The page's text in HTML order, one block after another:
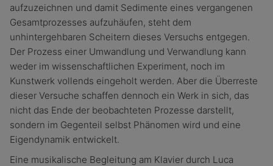
aufzuzeichnen und damit Sedimente eines vergangenen
Gesamtprozesses aufzuhäufen, steht dem
unhintergehbaren Scheitern dieses Versuchs entgegen.
Der Prozess einer Umwandlung und Verwandlung kann
weder im wissenschaftlichen Experiment, noch im
Kunstwerk vollends eingeholt werden. Aber die Überreste
dieser Versuche schaffen dennoch ein Werk in sich, das
nicht das Ende der beobachteten Prozesse darstellt,
sondern im Gegenteil selbst Phänomen wird und eine
Eigendynamik entwickelt.
Eine musikalische Begleitung am Klavier durch Luca